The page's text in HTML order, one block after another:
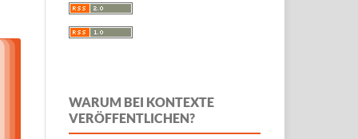
WARUM BEI KONTEXTE
VERÖFFENTLICHEN?